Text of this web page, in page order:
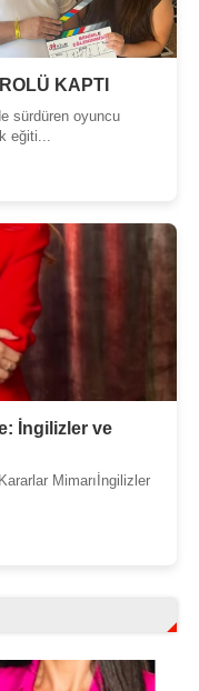
KAPTI
sürdüren oyuncu
eğiti...
İngilizler ve
Mimarıİngilizler